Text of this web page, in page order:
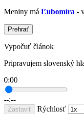
Meniny má Ľubomíra -
Prehrať
Vypočuť článok
Pripravujem slovenský
0:00
--:--
Zastaviť Rýchlosť